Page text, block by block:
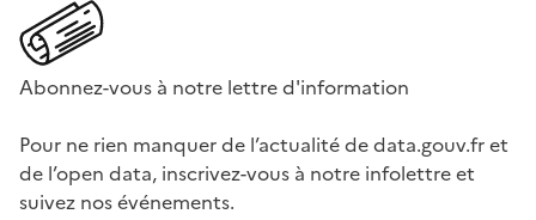
Abonnez-vous à notre lettre d'information
Pour ne rien manquer de l’actualité de data.gouv.fr et
de l’open data, inscrivez-vous à notre infolettre et
suivez nos événements.